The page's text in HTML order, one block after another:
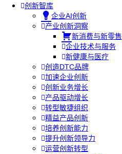
创新智库
企业AI创新
产业创新洞察
新消费与新零售
企业技术与服务
新健康与医疗
创造DTC品牌
加速企业创新
创新业务增长
产品驱动增长
转型敏捷组织
精益产品创新
培养创新能力
提升创新领导力
运营创新转型